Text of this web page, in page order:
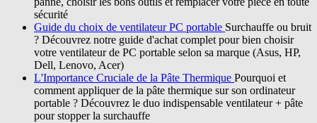
sécurité
Guide du choix de ventilateur PC portable Surchauffe ou bruit
? Découvrez notre guide d'achat complet pour bien choisir
votre ventilateur de PC portable selon sa marque (Asus, HP,
Dell, Lenovo, Acer)
L'Importance Cruciale de la Pâte Thermique Pourquoi et
comment appliquer de la pâte thermique sur son ordinateur
portable ? Découvrez le duo indispensable ventilateur + pâte
pour stopper la surchauffe